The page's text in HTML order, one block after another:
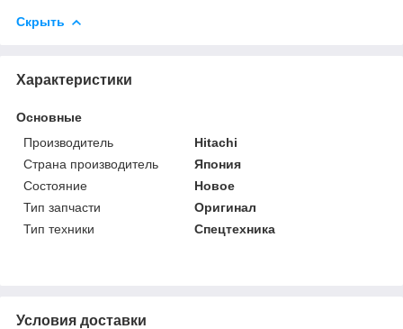
Скрыть
Характеристики
Основные
Производитель
Hitachi
Страна производитель
Япония
Состояние
Новое
Тип запчасти
Оригинал
Тип техники
Спецтехника
Условия доставки